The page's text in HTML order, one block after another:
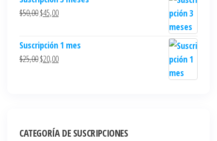
$50,00$45,00
Suscripción 1 mes
$25,00$20,00
CATEGORÍA DE SUSCRIPCIONES